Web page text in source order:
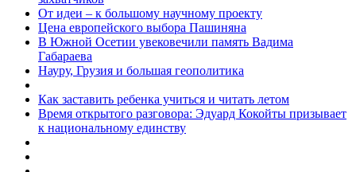
От идеи – к большому научному проекту
Цена европейского выбора Пашиняна
В Южной Осетии увековечили память Вадима
Габараева
Науру, Грузия и большая геополитика
Как заставить ребенка учиться и читать летом
Время открытого разговора: Эдуард Кокойты призывает
к национальному единству